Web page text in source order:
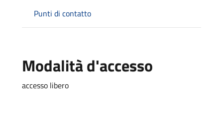
Punti di contatto
Modalità d'accesso
accesso libero